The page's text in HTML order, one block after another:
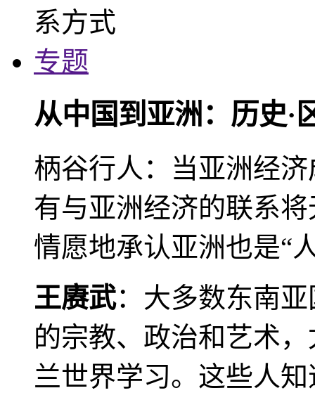
专题
从中国到亚洲：历史·
柄谷行人：当亚洲经
有与亚洲经济的联系
情愿地承认亚洲也是“
王赓武：大多数东南
的宗教、政治和艺术
兰世界学习。这些人